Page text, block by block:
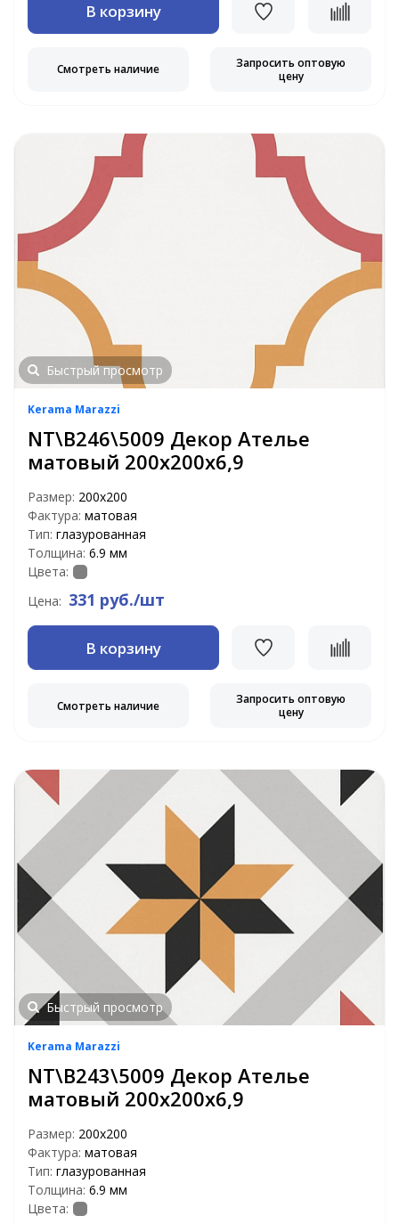
В корзину
Смотреть наличие
Запросить оптовую
цену
Быстрый просмотр
Kerama Marazzi
NT\B246\5009 Декор Ателье
матовый 200х200х6,9
Размер: 200х200
Фактура: матовая
Тип: глазурованная
Толщина: 6.9 мм
Цвета:
Цена: 331 руб./шт
В корзину
Смотреть наличие
Запросить оптовую
цену
Быстрый просмотр
Kerama Marazzi
NT\B243\5009 Декор Ателье
матовый 200х200х6,9
Размер: 200х200
Фактура: матовая
Тип: глазурованная
Толщина: 6.9 мм
Цвета: